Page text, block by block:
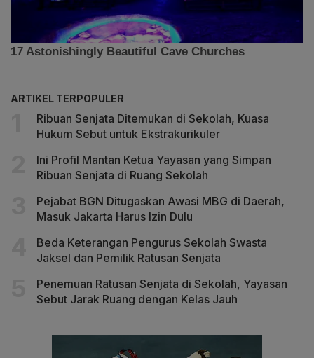
ARTIKEL TERPOPULER
Ribuan Senjata Ditemukan di Sekolah, Kuasa
Hukum Sebut untuk Ekstrakurikuler
Ini Profil Mantan Ketua Yayasan yang Simpan
Ribuan Senjata di Ruang Sekolah
Pejabat BGN Ditugaskan Awasi MBG di Daerah,
Masuk Jakarta Harus Izin Dulu
Beda Keterangan Pengurus Sekolah Swasta
Jaksel dan Pemilik Ratusan Senjata
Penemuan Ratusan Senjata di Sekolah, Yayasan
Sebut Jarak Ruang dengan Kelas Jauh